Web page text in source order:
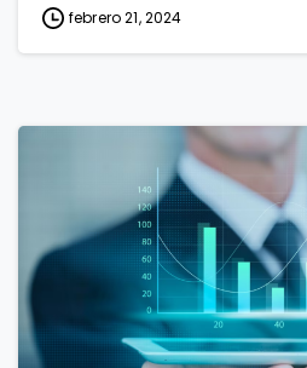
febrero 21, 2024